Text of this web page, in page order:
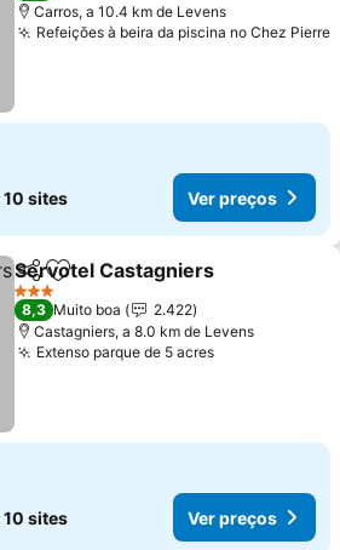
Carros, a 10.4 km de Levens
Refeições à beira da piscina no Chez Pierre
10 sites Ver preços
PartilharAdicionar aos favoritos
Servotel Castagniers
3 Estrelas
8,3 Muito boa
2.422
Castagniers, a 8.0 km de Levens
Extenso parque de 5 acresVer preços
10 sites Ver preços